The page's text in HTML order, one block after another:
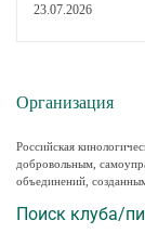
23.07.2026
Организация
Российская
добровольным,
объединений,
Поиск клуба/